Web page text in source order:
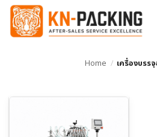
ข้าม
ยัง
Home / เครื่องบรร